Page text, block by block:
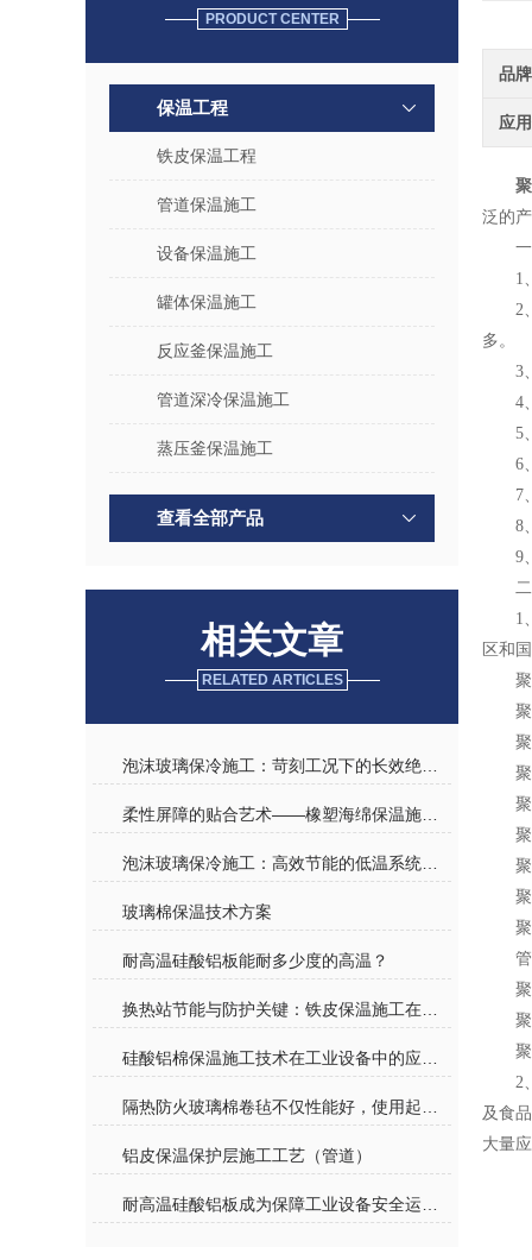
PRODUCT CENTER
保温工程
铁皮保温工程
管道保温施工
设备保温施工
罐体保温施工
反应釜保温施工
管道深冷保温施工
蒸压釜保温施工
查看全部产品
相关文章
RELATED ARTICLES
玻璃棉保温技术方案
耐高温硅酸铝板能耐多少度的高温？
铝皮保温保护层施工工艺（管道）
品牌
应
泛的
1
2
多。
3
4
5
6
7
8
9
1
区和
2
及食
大量